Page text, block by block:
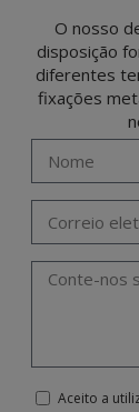
O nosso
disposição
diferentes
fixações
Aceito a